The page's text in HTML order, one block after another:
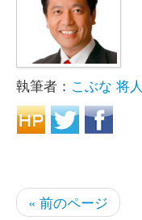
執筆者： こぶな 将人
« 前のページ